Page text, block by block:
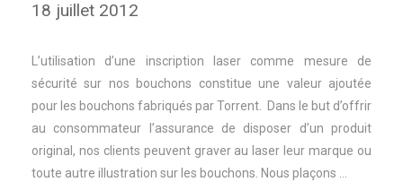
18 juillet 2012
L’utilisation d’une inscription laser comme mesure de
sécurité sur nos bouchons constitue une valeur ajoutée
pour les bouchons fabriqués par Torrent. Dans le but d’offrir
au consommateur l’assurance de disposer d’un produit
original, nos clients peuvent graver au laser leur marque ou
toute autre illustration sur les bouchons. Nous plaçons …